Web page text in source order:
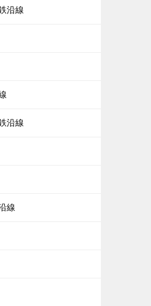
沿線
沿線
線